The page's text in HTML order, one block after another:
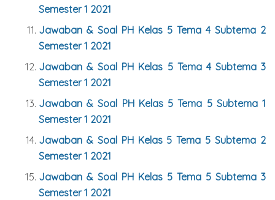
Semester 1 2021
Jawaban & Soal PH Kelas 5 Tema 4 Subtema 2
Semester 1 2021
Jawaban & Soal PH Kelas 5 Tema 4 Subtema 3
Semester 1 2021
Jawaban & Soal PH Kelas 5 Tema 5 Subtema 1
Semester 1 2021
Jawaban & Soal PH Kelas 5 Tema 5 Subtema 2
Semester 1 2021
Jawaban & Soal PH Kelas 5 Tema 5 Subtema 3
Semester 1 2021